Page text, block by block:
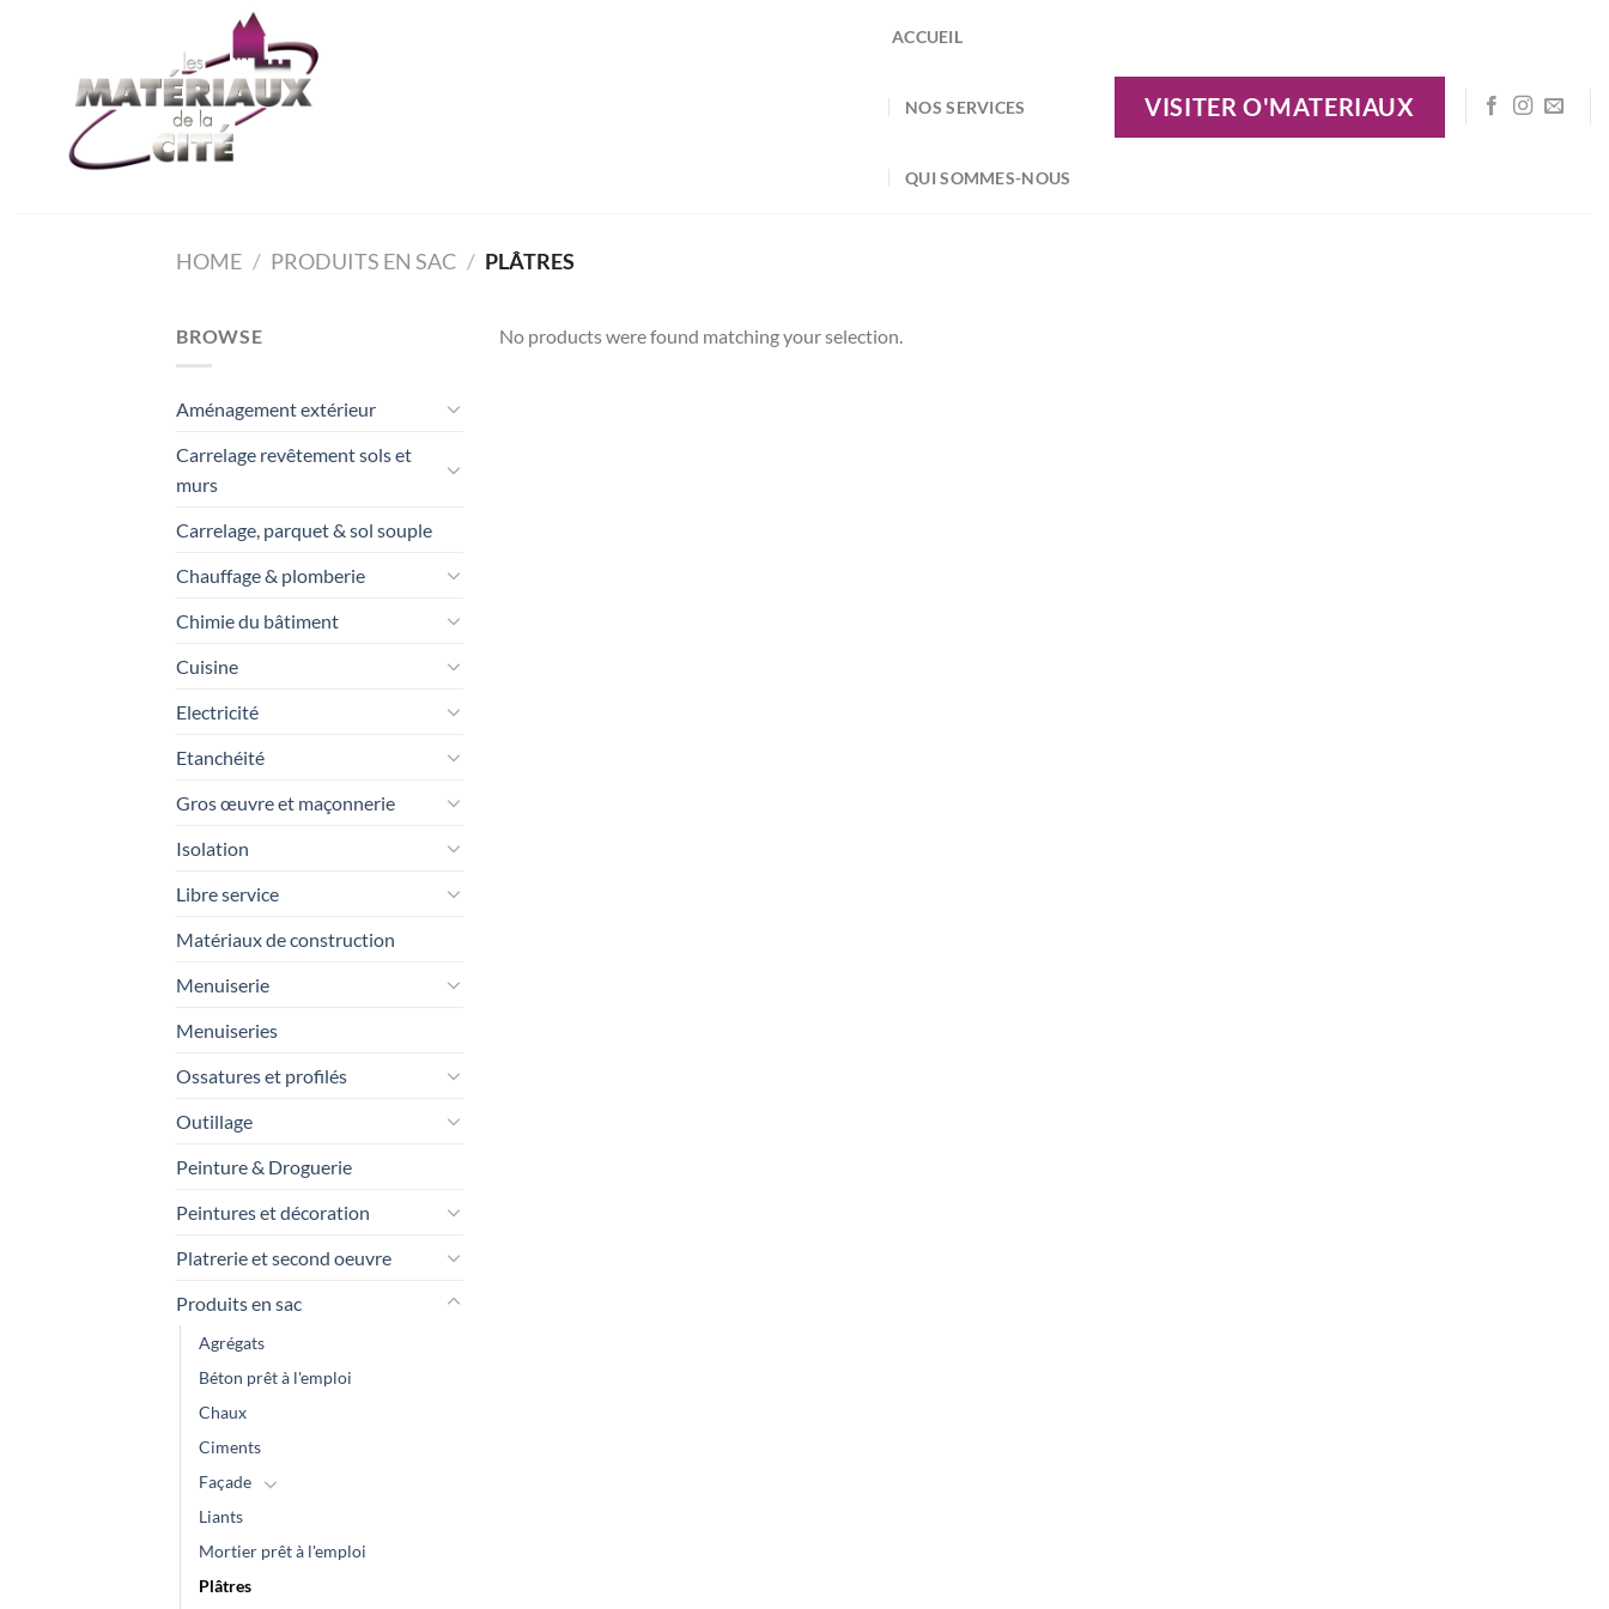
ACCUEIL
NOS SERVICES
QUI SOMMES-NOUS
VISITER O'MATERIAUX
HOME / PRODUITS EN SAC / PLÂTRES
BROWSE
Aménagement extérieur
Carrelage revêtement sols et
murs
Carrelage, parquet & sol souple
Chauffage & plomberie
Chimie du bâtiment
Cuisine
Electricité
Etanchéité
Gros œuvre et maçonnerie
Isolation
Libre service
Matériaux de construction
Menuiserie
Menuiseries
Ossatures et profilés
Outillage
Peinture & Droguerie
Peintures et décoration
Platrerie et second oeuvre
Produits en sac
Agrégats
Béton prêt à l'emploi
Chaux
Ciments
Façade
Liants
Mortier prêt à l'emploi
Plâtres
No products were found matching your selection.